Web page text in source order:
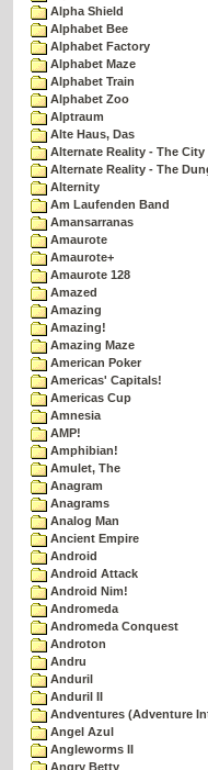
Alpha Shield
Alphabet Bee
Alphabet Factory
Alphabet Maze
Alphabet Train
Alphabet Zoo
Alptraum
Alte Haus, Das
Alternate Reality - The City
Alternate Reality - The
Alternity
Am Laufenden Band
Amansarranas
Amaurote
Amaurote+
Amaurote 128
Amazed
Amazing
Amazing!
Amazing Maze
American Poker
Americas' Capitals!
Americas Cup
Amnesia
AMP!
Amphibian!
Amulet, The
Anagram
Anagrams
Analog Man
Ancient Empire
Android
Android Attack
Android Nim!
Andromeda
Andromeda Conquest
Androton
Andru
Anduril
Anduril II
Andventures (Adventure
Angel Azul
Angleworms II
Angry Betty